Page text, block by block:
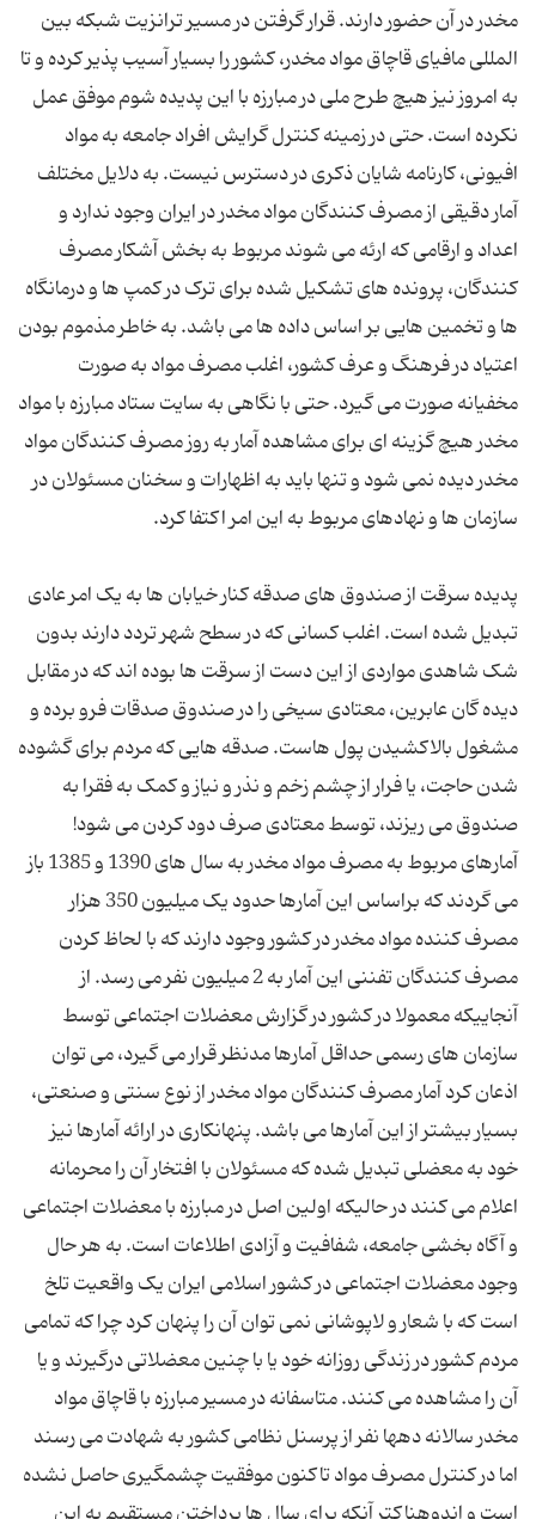
مخدر در آن حضور دارند. قرار گرفتن در مسیر ترانزیت شبکه بین
المللی مافیای قاچاق مواد مخدر، کشور را بسیار آسیب پذیر کرده و تا
به امروز نیز هیچ طرح ملی در مبارزه با این پدیده شوم موفق عمل
نکرده است. حتی در زمینه کنترل گرایش افراد جامعه به مواد
افیونی، کارنامه شایان ذکری در دسترس نیست. به دلایل مختلف
آمار دقیقی از مصرف کنندگان مواد مخدر در ایران وجود ندارد و
اعداد و ارقامی که ارئه می شوند مربوط به بخش آشکار مصرف
کنندگان، پرونده های تشکیل شده برای ترک در کمپ ها و درمانگاه
ها و تخمین هایی بر اساس داده ها می باشد. به خاطر مذموم بودن
اعتیاد در فرهنگ و عرف کشور، اغلب مصرف مواد به صورت
مخفیانه صورت می گیرد. حتی با نگاهی به سایت ستاد مبارزه با مواد
مخدر هیچ گزینه ای برای مشاهده آمار به روز مصرف کنندگان مواد
مخدر دیده نمی شود و تنها باید به اظهارات و سخنان مسئولان در
پدیده سرقت از صندوق های صدقه کنار خیابان ها به یک امر عادی
تبدیل شده است. اغلب کسانی که در سطح شهر تردد دارند بدون
شک شاهدی مواردی از این دست از سرقت ها بوده اند که در مقابل
دیده گان عابرین، معتادی سیخی را در صندوق صدقات فرو برده و
مشغول بالاکشیدن پول هاست. صدقه هایی که مردم برای گشوده
شدن حاجت، یا فرار از چشم زخم و نذر و نیاز و کمک به فقرا به
آمارهای مربوط به مصرف مواد مخدر به سال های 1390 و 1385 باز
می گردند که براساس این آمارها حدود یک میلیون 350 هزار
مصرف کننده مواد مخدر در کشور وجود دارند که با لحاظ کردن
مصرف کنندگان تفننی این آمار به 2 میلیون نفر می رسد. از
آنجاییکه معمولا در کشور در گزارش معضلات اجتماعی توسط
سازمان های رسمی حداقل آمارها مدنظر قرار می گیرد، می توان
اذعان کرد آمار مصرف کنندگان مواد مخدر از نوع سنتی و صنعتی،
بسیار بیشتر از این آمارها می باشد. پنهانکاری در ارائه آمارها نیز
خود به معضلی تبدیل شده که مسئولان با افتخار آن را محرمانه
اعلام می کنند در حالیکه اولین اصل در مبارزه با معضلات اجتماعی
و آگاه بخشی جامعه، شفافیت و آزادی اطلاعات است. به هر حال
وجود معضلات اجتماعی در کشور اسلامی ایران یک واقعیت تلخ
است که با شعار و لاپوشانی نمی توان آن را پنهان کرد چرا که تمامی
مردم کشور در زندگی روزانه خود یا با چنین معضلاتی درگیرند و یا
آن را مشاهده می کنند. متاسفانه در مسیر مبارزه با قاچاق مواد
مخدر سالانه دهها نفر از پرسنل نظامی کشور به شهادت می رسند
اما در کنترل مصرف مواد تاکنون موفقیت چشمگیری حاصل نشده